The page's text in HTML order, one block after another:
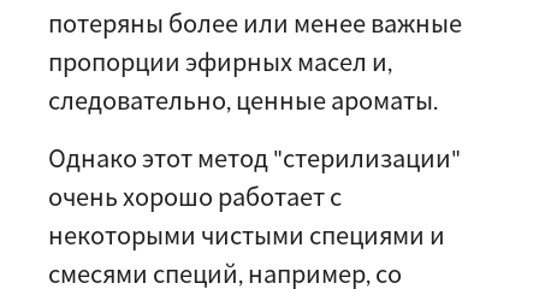
потеряны более или менее важные
пропорции эфирных масел и,
следовательно, ценные ароматы.
Однако этот метод "стерилизации"
очень хорошо работает с
некоторыми чистыми специями и
смесями специй, например, со